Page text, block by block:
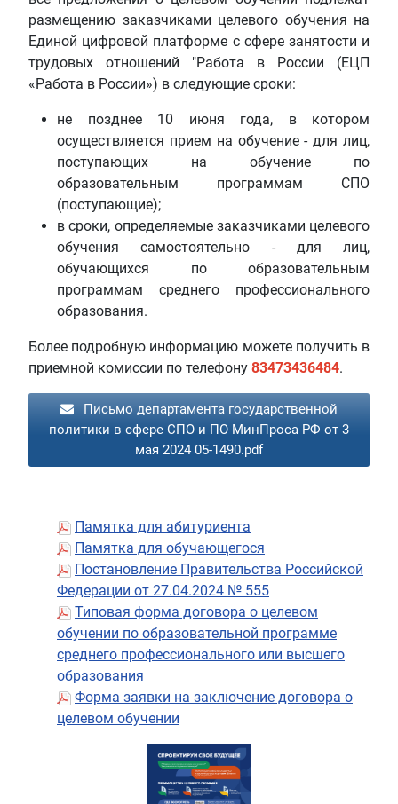
размещению заказчиками целевого обучения на
Единой цифровой платформе с сфере занятости и
трудовых отношений "Работа в России (ЕЦП
«Работа в России») в следующие сроки:
не позднее 10 июня года, в котором
осуществляется прием на обучение - для лиц,
поступающих на обучение по
образовательным программам СПО
(поступающие);
в сроки, определяемые заказчиками целевого
обучения самостоятельно - для лиц,
обучающихся по образовательным
программам среднего профессионального
образования.
Более подробную информацию можете получить в
приемной комиссии по телефону 83473436484.
Письмо департамента государственной
политики в сфере СПО и ПО МинПроса РФ от 3
мая 2024 05-1490.pdf
Памятка для абитуриента
Памятка для обучающегося
Постановление Правительства Российской
Федерации от 27.04.2024 № 555
Типовая форма договора о целевом
обучении по образовательной программе
среднего профессионального или высшего
образования
Форма заявки на заключение договора о
целевом обучении